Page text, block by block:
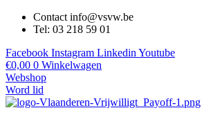
Contact info@vsvw.be
Tel: 03 218 59 01
Facebook Instagram Linkedin Youtube
€0,00 0 Winkelwagen
Webshop
Word lid